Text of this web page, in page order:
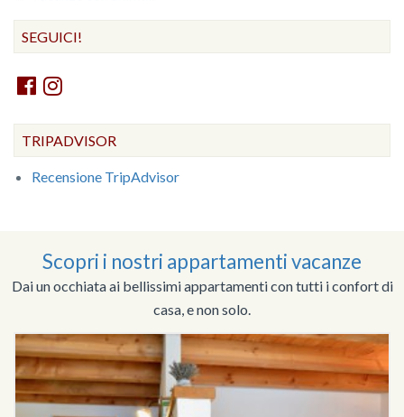
SEGUICI!
TRIPADVISOR
Recensione TripAdvisor
Scopri i nostri appartamenti vacanze
Dai un occhiata ai bellissimi appartamenti con tutti i confort di
casa, e non solo.